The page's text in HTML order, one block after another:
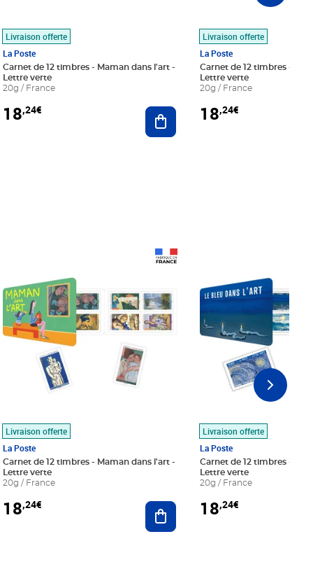
au panier
Livraison offerte
La Poste
Carnet de 12 timbres - Maman dans l'art -
Lettre verte
20g / France
18,24€ Ajouter au panier
Livraison offerte
La Poste
Carnet de 12 timbres - Le
Lettre verte
20g / France
18,24€
au panier
Livraison offerte
La Poste
Carnet de 12 timbres - Maman dans l'art -
Lettre verte
20g / France
18,24€ Ajouter au panier
Livraison offerte
La Poste
Carnet de 12 timbres - Le
Lettre verte
20g / France
18,24€